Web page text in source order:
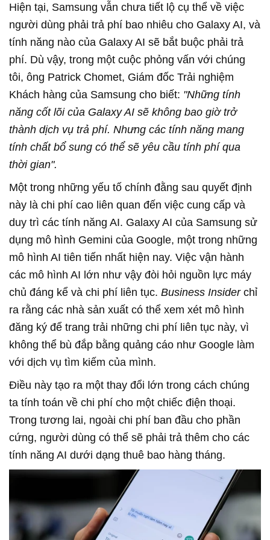
Hiện tại, Samsung vẫn chưa tiết lộ cụ thể về việc
người dùng phải trả phí bao nhiêu cho Galaxy AI, và
tính năng nào của Galaxy AI sẽ bắt buộc phải trả
phí. Dù vậy, trong một cuộc phỏng vấn với chúng
tôi, ông Patrick Chomet, Giám đốc Trải nghiệm
Khách hàng của Samsung cho biết: "Những tính
năng cốt lõi của Galaxy AI sẽ không bao giờ trở
thành dịch vụ trả phí. Nhưng các tính năng mang
tính chất bổ sung có thể sẽ yêu cầu tính phí qua
thời gian".
Một trong những yếu tố chính đằng sau quyết định
này là chi phí cao liên quan đến việc cung cấp và
duy trì các tính năng AI. Galaxy AI của Samsung sử
dụng mô hình Gemini của Google, một trong những
mô hình AI tiên tiến nhất hiện nay. Việc vận hành
các mô hình AI lớn như vậy đòi hỏi nguồn lực máy
chủ đáng kể và chi phí liên tục. Business Insiderchỉ
ra rằng các nhà sản xuất có thể xem xét mô hình
đăng ký để trang trải những chi phí liên tục này, vì
không thể bù đắp bằng quảng cáo như Google làm
với dịch vụ tìm kiếm của mình.
Điều này tạo ra một thay đổi lớn trong cách chúng
ta tính toán về chi phí cho một chiếc điện thoại.
Trong tương lai, ngoài chi phí ban đầu cho phần
cứng, người dùng có thể sẽ phải trả thêm cho các
tính năng AI dưới dạng thuê bao hàng tháng.